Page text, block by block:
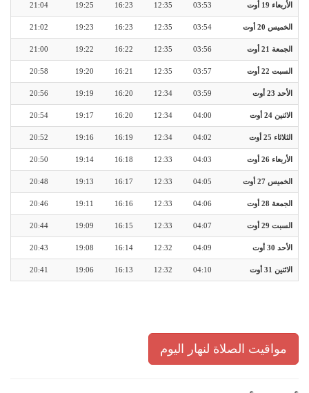
الأربعاء 19 أوت 03:53
12:35
16:23
19:25
21:04
الخميس 20 أوت 03:54
12:35
16:23
19:23
21:02
الجمعة 21 أوت 03:56
12:35
16:22
19:22
21:00
السبت 22 أوت 03:57
12:35
16:21
19:20
20:58
الأحد 23 أوت 03:59
12:34
16:20
19:19
20:56
الاثنين 24 أوت 04:00
12:34
16:20
19:17
20:54
الثلاثاء 25 أوت 04:02
12:34
16:19
19:16
20:52
الأربعاء 26 أوت 04:03
12:33
16:18
19:14
20:50
الخميس 27 أوت 04:05
12:33
16:17
19:13
20:48
الجمعة 28 أوت 04:06
12:33
16:16
19:11
20:46
السبت 29 أوت 04:07
12:33
16:15
19:09
20:44
الأحد 30 أوت 04:09
12:32
16:14
19:08
20:43
الاثنين 31 أوت 04:10
12:32
16:13
19:06
20:41
مواقيت الصلاة لنهار اليوم